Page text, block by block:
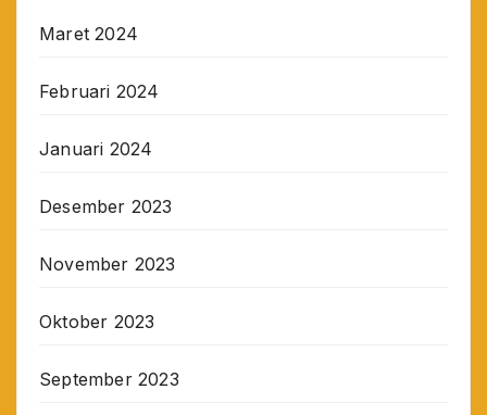
Maret 2024
Februari 2024
Januari 2024
Desember 2023
November 2023
Oktober 2023
September 2023